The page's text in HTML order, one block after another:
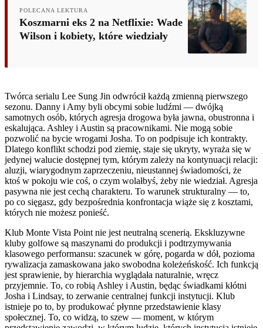
POLECANA LEKTURA
Koszmarni eks 2 na Netflixie: Wade
Wilson i kobiety, które wiedziały
Twórca serialu Lee Sung Jin odwrócił każdą zmienną pierwszego
sezonu. Danny i Amy byli obcymi sobie ludźmi — dwójką
samotnych osób, których agresja drogowa była jawna, obustronna i
eskalująca. Ashley i Austin są pracownikami. Nie mogą sobie
pozwolić na bycie wrogami Josha. To on podpisuje ich kontrakty.
Dlatego konflikt schodzi pod ziemię, staje się ukryty, wyraża się w
jedynej walucie dostępnej tym, którym zależy na kontynuacji relacji:
aluzji, wiarygodnym zaprzeczeniu, nieustannej świadomości, że
ktoś w pokoju wie coś, o czym wolałbyś, żeby nie wiedział. Agresja
pasywna nie jest cechą charakteru. To warunek strukturalny — to,
po co sięgasz, gdy bezpośrednia konfrontacja wiąże się z kosztami,
których nie możesz ponieść.
Klub Monte Vista Point nie jest neutralną scenerią. Ekskluzywne
kluby golfowe są maszynami do produkcji i podtrzymywania
klasowego performansu: szacunek w górę, pogarda w dół, pozioma
rywalizacja zamaskowana jako swobodna koleżeńskość. Ich funkcją
jest sprawienie, by hierarchia wyglądała naturalnie, wręcz
przyjemnie. To, co robią Ashley i Austin, będąc świadkami kłótni
Josha i Lindsay, to zerwanie centralnej funkcji instytucji. Klub
istnieje po to, by produkować płynne przedstawienie klasy
społecznej. To, co widzą, to szew — moment, w którym